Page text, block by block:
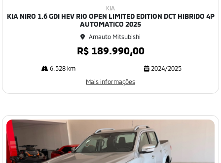
ilh
KIA
KIA NIRO 1.6 GDI HEV RIO OPEN LIMITED EDITION DCT HIBRIDO 4P
AUTOMATICO 2025
Amauto Mitsubishi
R$ 189.990,00
6.528 km
2024/2025
Mais informações